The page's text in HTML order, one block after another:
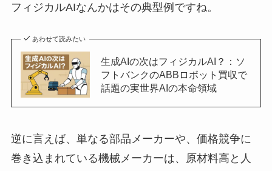
フィジカルAIなんかはその典型例ですね。
あわせて読みたい
生成AIの次はフィジカルAI？：ソ
フトバンクのABBロボット買収で
話題の実世界AIの本命領域
逆に言えば、単なる部品メーカーや、価格競争に
巻き込まれている機械メーカーは、原材料高と人